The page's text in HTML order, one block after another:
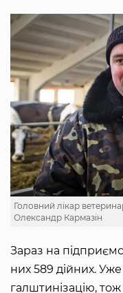
Головний лікар
Олександр Кармазін
Зараз на
них 589 дійних.
галштинізацію,